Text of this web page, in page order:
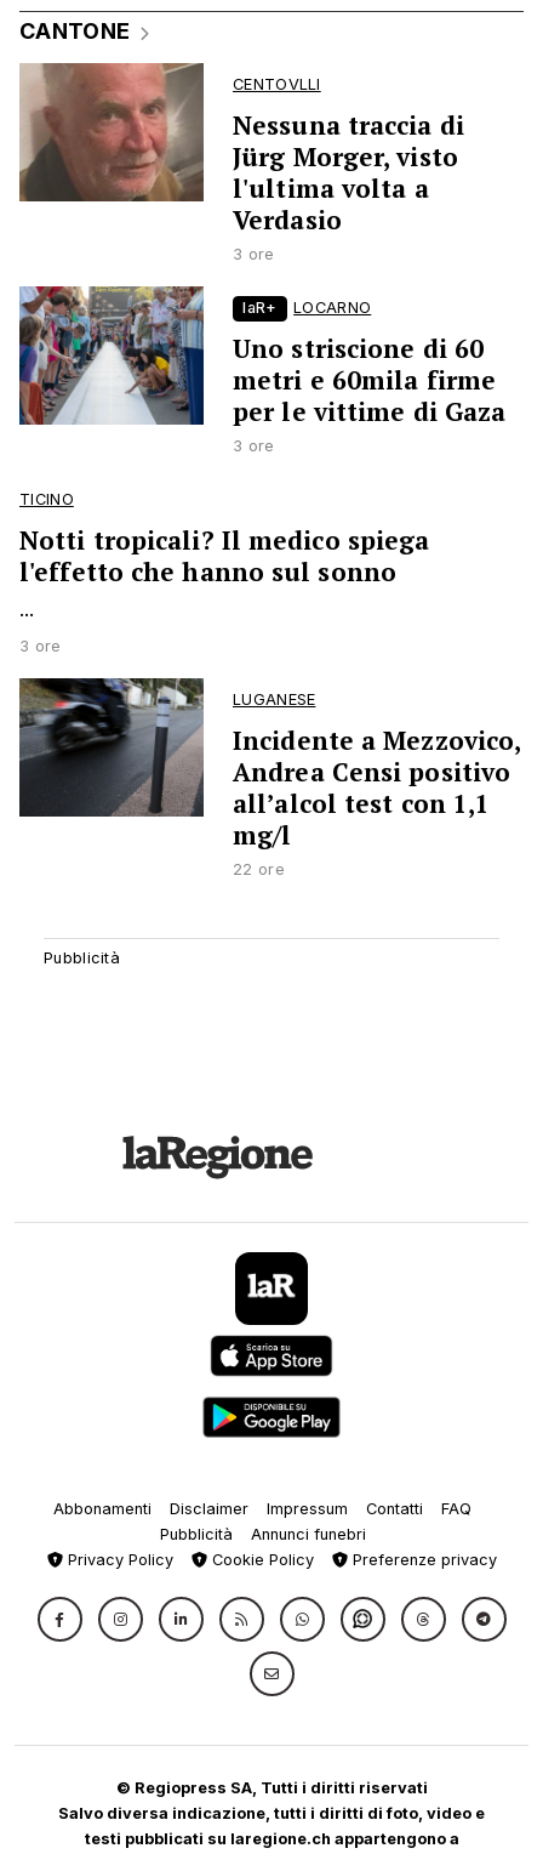
CANTONE
CENTOVLLI
Nessuna traccia di
Jürg Morger, visto
l'ultima volta a
Verdasio
3 ore
laR+ LOCARNO
Uno striscione di 60
metri e 60mila firme
per le vittime di Gaza
3 ore
TICINO
Notti tropicali? Il medico spiega
l'effetto che hanno sul sonno
...
3 ore
LUGANESE
Incidente a Mezzovico,
Andrea Censi positivo
all’alcol test con 1,1
mg/l
22 ore
Abbonamenti Disclaimer Impressum Contatti
FAQ
Pubblicità
Annunci funebri
Privacy Policy
Cookie Policy Preferenze privacy
© Regiopress SA, Tutti i diritti riservati
Salvo diversa indicazione, tutti i diritti di foto, video e
testi pubblicati su laregione.ch appartengono a